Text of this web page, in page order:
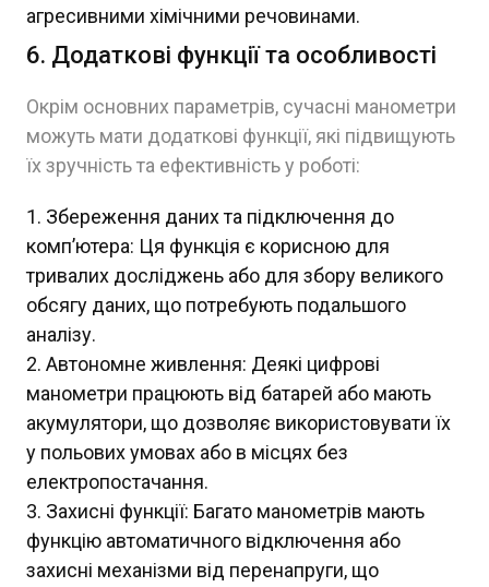
агресивними хімічними речовинами.
6. Додаткові функції та особливості
Окрім основних параметрів, сучасні манометри
можуть мати додаткові функції, які підвищують
їх зручність та ефективність у роботі:
Збереження даних та підключення до
комп’ютера: Ця функція є корисною для
тривалих досліджень або для збору великого
обсягу даних, що потребують подальшого
аналізу.
Автономне живлення: Деякі цифрові
манометри працюють від батарей або мають
акумулятори, що дозволяє використовувати їх
у польових умовах або в місцях без
електропостачання.
Захисні функції: Багато манометрів мають
функцію автоматичного відключення або
захисні механізми від перенапруги, що